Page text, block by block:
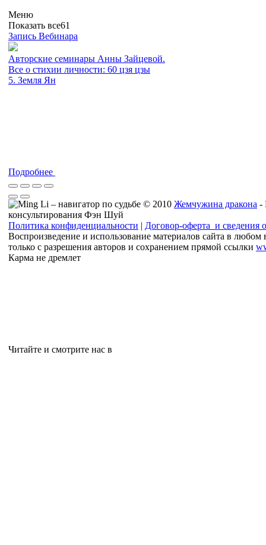
Меню
Показать все61
Запись Вебинара
Авторские семинары Анны Зайцевой.
Все о стихии личности: 60 цзя цзы
5. Земля Ян
Подробнее
© 2010 Жемчужина дракона -
консультирования Фэн Шуй
Политика конфиденциальности | Договор-оферта и сведения
Воспроизведение и использование материалов сайта в любом
только с разрешения авторов и сохранением прямой ссылки
Карма не дремлет
Читайте и смотрите нас в